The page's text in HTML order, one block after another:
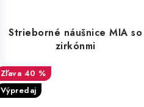
Strieborné náušnice MIA so
zirkónmi
40 %
Výpredaj